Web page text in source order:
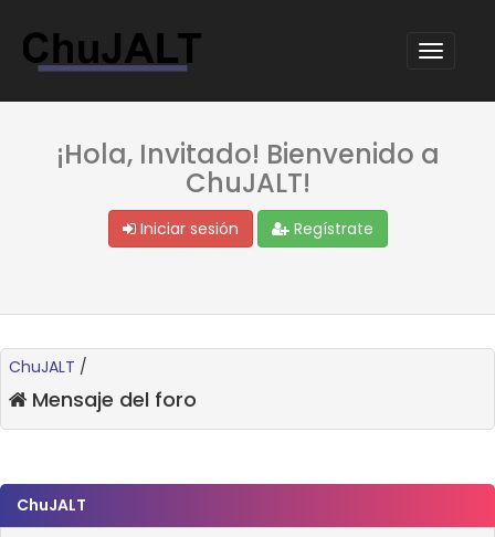
¡Hola, Invitado! Bienvenido a
ChuJALT!
Iniciar sesión Regístrate
ChuJALT /
Mensaje del foro
ChuJALT